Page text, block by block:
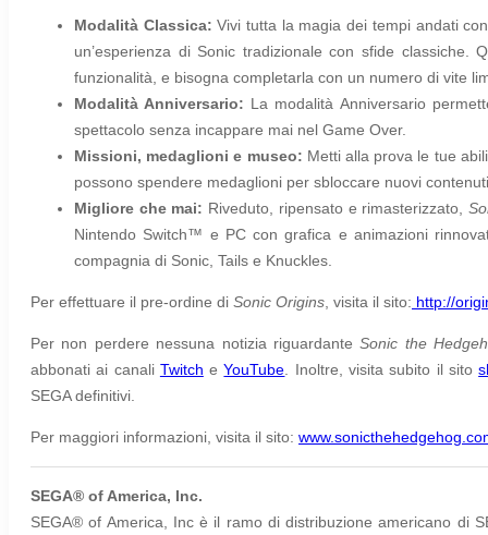
Modalità Classica: Vivi tutta la magia dei tempi andati
un’esperienza di Sonic tradizionale con sfide
funzionalità, e bisogna completarla con un numero di vite
Modalità Anniversario: La modalità Anniversario
spettacolo senza incappare mai nel Game Over.
Missioni, medaglioni e museo: Metti alla prova le tue
possono spendere medaglioni per sbloccare nuovi
Migliore che mai: Riveduto, ripensato e rimasterizzato,
Nintendo Switch™ e PC con grafica e animazioni
compagnia di Sonic, Tails e Knuckles.
Per effettuare il pre-ordine di Sonic Origins , visita il sito: http://
Per non perdere nessuna notizia riguardanteSonic the
abbonati ai canali Twitch eYouTube . Inoltre, visita subito il sito
SEGA definitivi.
Per maggiori informazioni, visita il sito:
SEGA® of America, Inc.
SEGA® of America, Inc è il ramo di distribuzione americano di